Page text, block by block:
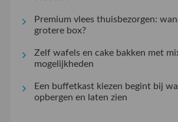
Premium vlees thuisbezorgen:
grotere box?
Zelf wafels en cake bakken met
mogelijkheden
Een buffetkast kiezen begint bij
opbergen en laten zien